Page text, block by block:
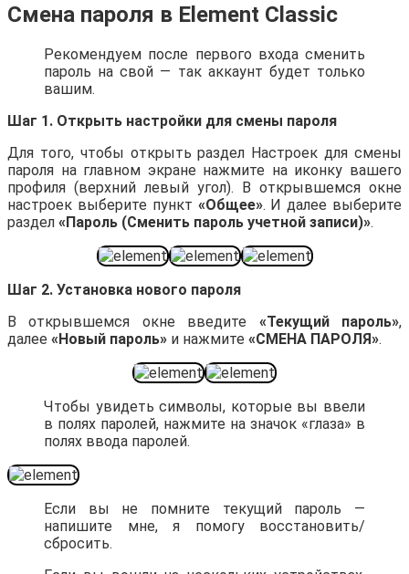
Смена пароля в Element Classic
Рекомендуем после первого входа сменить
пароль на свой — так аккаунт будет только
вашим.
Шаг 1. Открыть настройки для смены пароля
Для того, чтобы открыть раздел Настроек для смены
пароля на главном экране нажмите на иконку вашего
профиля (верхний левый угол). В открывшемся окне
настроек выберите пункт «Общее». И далее выберите
раздел «Пароль (Сменить пароль учетной записи)».
Шаг 2. Установка нового пароля
В открывшемся окне введите «Текущий пароль»,
далее «Новый пароль» и нажмите «СМЕНА ПАРОЛЯ».
Чтобы увидеть символы, которые вы ввели
в полях паролей, нажмите на значок «глаза» в
полях ввода паролей.
Если вы не помните текущий пароль —
напишите мне, я помогу восстановить/
сбросить.